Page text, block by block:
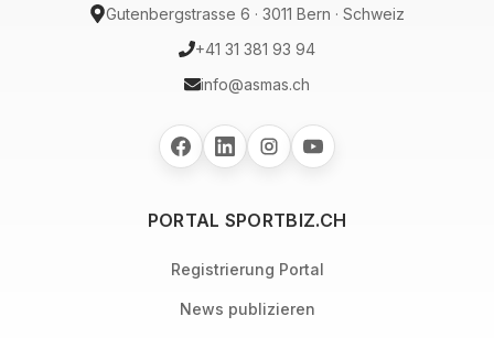
Gutenbergstrasse 6 · 3011 Bern · Schweiz
+41 31 381 93 94
info@asmas.ch
PORTAL SPORTBIZ.CH
Registrierung Portal
News publizieren